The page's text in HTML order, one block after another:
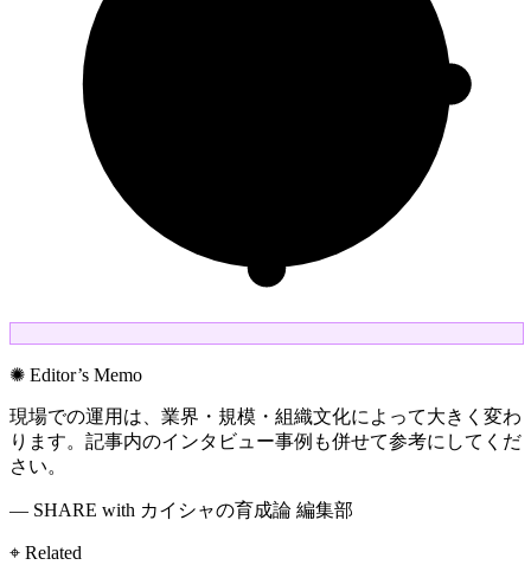
✺ Editor’s Memo
現場での運用は、業界・規模・組織文化によって大きく変わ
ります。記事内のインタビュー事例も併せて参考にしてくだ
さい。
— SHARE with カイシャの育成論 編集部
⌖ Related